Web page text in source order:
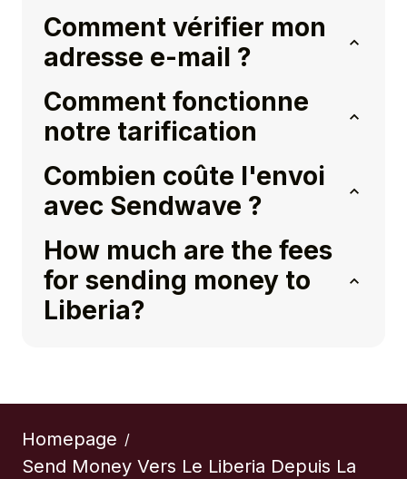
Comment vérifier mon
adresse e-mail ?
Comment fonctionne
notre tarification
Combien coûte l'envoi
avec Sendwave ?
How much are the fees
for sending money to
Liberia?
Homepage /
Send Money Vers Le Liberia Depuis La